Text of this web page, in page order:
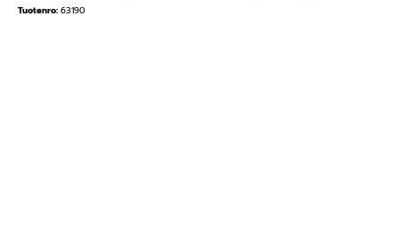
Tuotenro: 63190